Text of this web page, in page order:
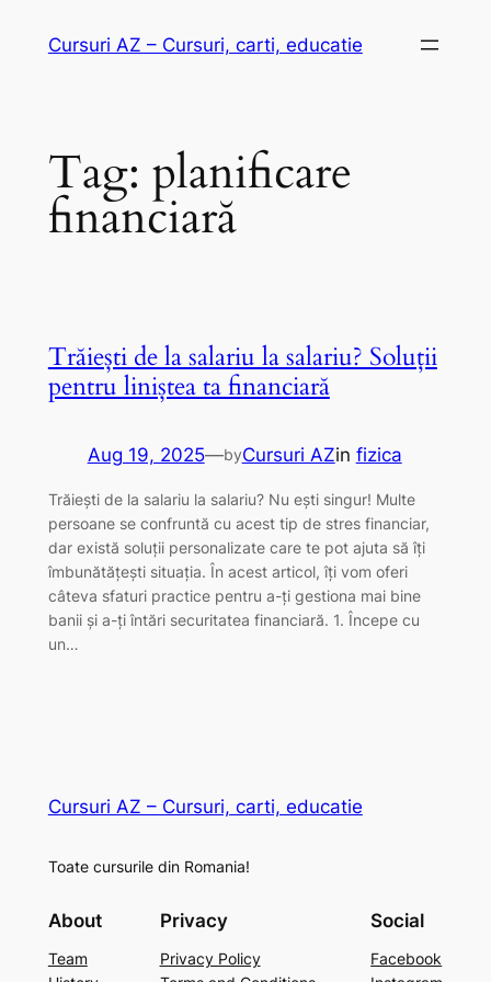
Cursuri AZ – Cursuri, carti, educatie
Tag: planificare
financiară
Trăiești de la salariu la salariu? Soluții
pentru liniștea ta financiară
Aug 19, 2025—byCursuri AZin fizica
Trăiești de la salariu la salariu? Nu ești singur! Multe
persoane se confruntă cu acest tip de stres financiar,
dar există soluții personalizate care te pot ajuta să îți
îmbunătățești situația. În acest articol, îți vom oferi
câteva sfaturi practice pentru a-ți gestiona mai bine
banii și a-ți întări securitatea financiară. 1. Începe cu
un…
Cursuri AZ – Cursuri, carti, educatie
Toate cursurile din Romania!
About
Team
Privacy
Privacy Policy
Social
Facebook